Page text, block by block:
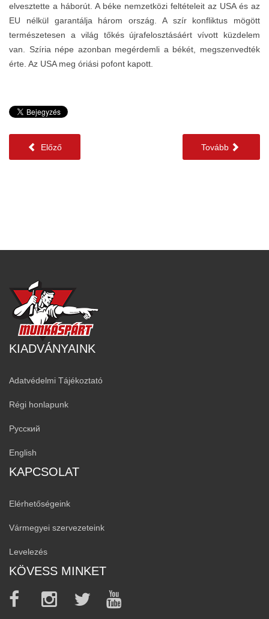
elvesztette a háborút. A béke nemzetközi feltételeit az USA és az
EU nélkül garantálja három ország. A szír konfliktus mögött
természetesen a világ tőkés újrafelosztásáért vívott küzdelem
van. Szíria népe azonban megérdemli a békét, megszenvedték
érte. Az USA meg óriási pofont kapott.
Előző Tovább
KIADVÁNYAINK
Adatvédelmi Tájékoztató
Régi honlapunk
Русский
English
KAPCSOLAT
Elérhetőségeink
Vármegyei szervezeteink
Levelezés
KÖVESS MINKET